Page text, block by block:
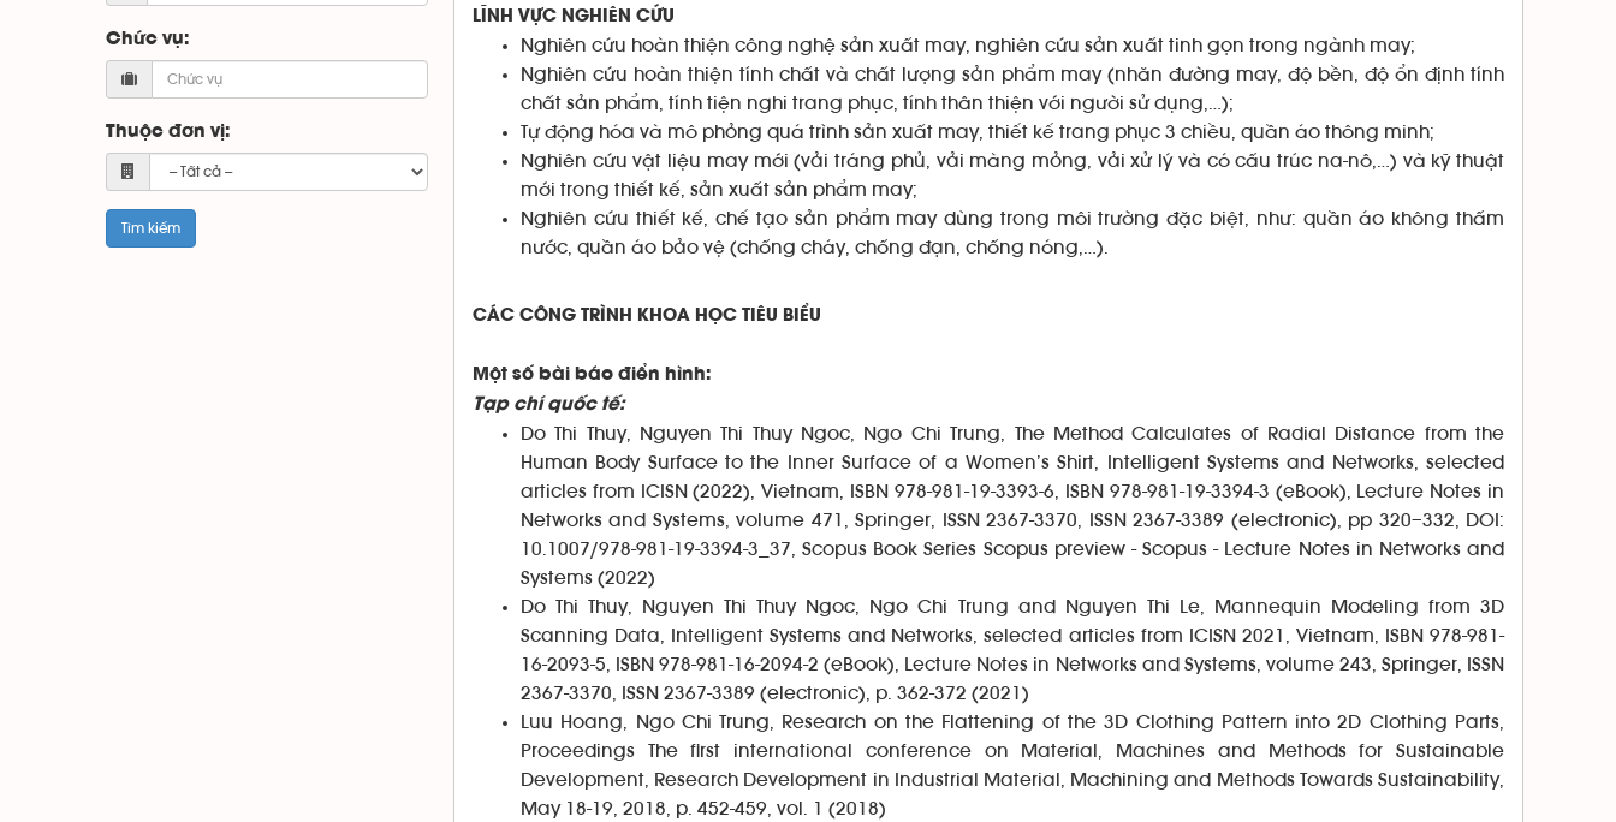
LĨNH VỰC NGHIÊN CỨU
Nghiên cứu hoàn thiện công nghệ sản xuất may, nghiên cứu sản xuất tinh gọn trong ngành may;
Nghiên cứu hoàn thiện tính chất và chất lượng sản phẩm may (nhăn đường may, độ bền, độ ổn định tính
chất sản phẩm, tính tiện nghi trang phục, tính thân thiện với người sử dụng,…);
Tự động hóa và mô phỏng quá trình sản xuất may, thiết kế trang phục 3 chiều, quần áo thông minh;
Nghiên cứu vật liệu may mới (vải tráng phủ, vải màng mỏng, vải xử lý và có cấu trúc na-nô,…) và kỹ thuật
mới trong thiết kế, sản xuất sản phẩm may;
Nghiên cứu thiết kế, chế tạo sản phẩm may dùng trong môi trường đặc biệt, như: quần áo không thấm
nước, quần áo bảo vệ (chống cháy, chống đạn, chống nóng,…).
CÁC CÔNG TRÌNH KHOA HỌC TIÊU BIỂU
Một số bài báo điển hình:
Tạp chí quốc tế:
Do Thi Thuy, Nguyen Thi Thuy Ngoc, Ngo Chi Trung, The Method Calculates of Radial Distance from the
Human Body Surface to the Inner Surface of a Women’s Shirt, Intelligent Systems and Networks, selected
articles from ICISN (2022), Vietnam, ISBN 978-981-19-3393-6, ISBN 978-981-19-3394-3 (eBook), Lecture Notes in
Networks and Systems, volume 471, Springer, ISSN 2367-3370, ISSN 2367-3389 (electronic), pp 320–332, DOI:
10.1007/978-981-19-3394-3_37, Scopus Book Series Scopus preview - Scopus - Lecture Notes in Networks and
Systems (2022)
Do Thi Thuy, Nguyen Thi Thuy Ngoc, Ngo Chi Trung and Nguyen Thi Le, Mannequin Modeling from 3D
Scanning Data, Intelligent Systems and Networks, selected articles from ICISN 2021, Vietnam, ISBN 978-981-
16-2093-5, ISBN 978-981-16-2094-2 (eBook), Lecture Notes in Networks and Systems, volume 243, Springer, ISSN
2367-3370, ISSN 2367-3389 (electronic), p. 362-372 (2021)
Luu Hoang, Ngo Chi Trung, Research on the Flattening of the 3D Clothing Pattern into 2D Clothing Parts,
Proceedings The first international conference on Material, Machines and Methods for Sustainable
Development, Research Development in Industrial Material, Machining and Methods Towards Sustainability,
May 18-19, 2018, p. 452-459, vol. 1 (2018)
Chức vụ:
Thuộc đơn vị: